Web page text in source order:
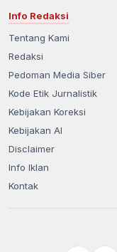
Info Redaksi
Tentang Kami
Redaksi
Pedoman Media Siber
Kode Etik Jurnalistik
Kebijakan Koreksi
Kebijakan AI
Disclaimer
Info Iklan
Kontak